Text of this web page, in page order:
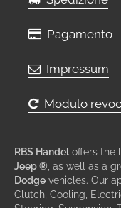
Pagamento
Impressum
Modulo
RBS Handel offers the
Jeep ® , as well as a
Dodge vehicles. Our
Clutch, Cooling,